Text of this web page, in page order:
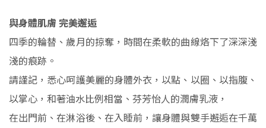
與身體肌膚 完美邂逅
四季的輪替、歲月的掠奪，時間在柔軟的曲線烙下了深深淺
淺的痕跡。
請謹記，悉心呵護美麗的身體外衣，以點、以圈、以指腹、
以掌心，和著油水比例相當、芬芳怡人的潤膚乳液，
在出門前、在淋浴後、在入睡前，讓身體與雙手邂逅在千萬